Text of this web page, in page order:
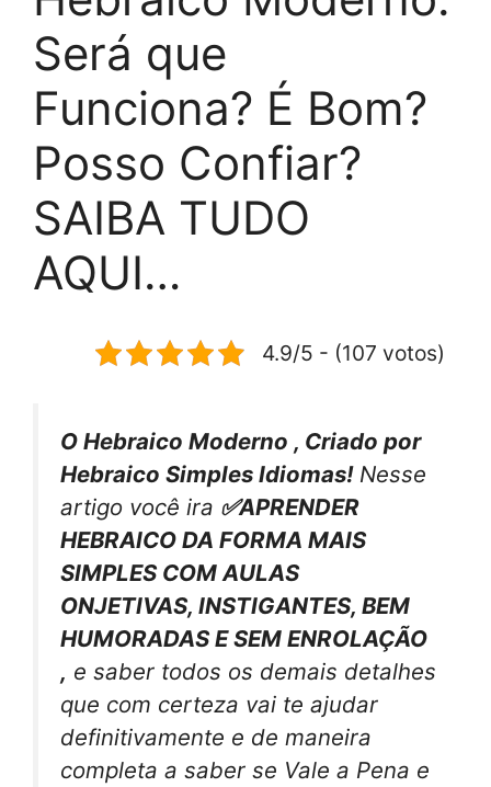
Será que
Funciona? É Bom?
Posso Confiar?
SAIBA TUDO
AQUI…
4.9/5 - (107 votos)
O Hebraico Moderno , Criado por
Hebraico Simples Idiomas! Nesse
artigo você ira ✅APRENDER
HEBRAICO DA FORMA MAIS
SIMPLES COM AULAS
ONJETIVAS, INSTIGANTES, BEM
HUMORADAS E SEM ENROLAÇÃO
, e saber todos os demais detalhes
que com certeza vai te ajudar
definitivamente e de maneira
completa a saber se Vale a Pena e